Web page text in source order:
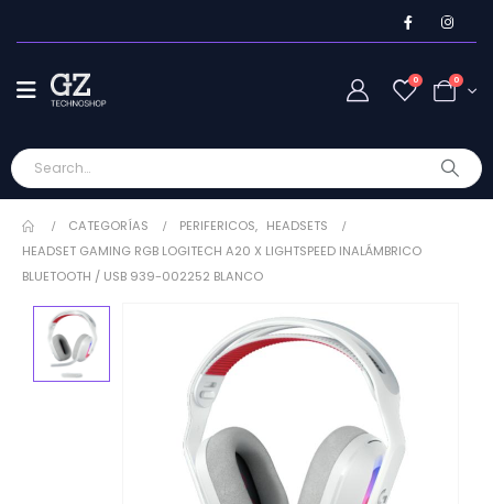
0 0
CATEGORÍAS PERIFERICOS, HEADSETS
HEADSET GAMING RGB LOGITECH A20 X LIGHTSPEED INALÁMBRICO
BLUETOOTH / USB 939-002252 BLANCO